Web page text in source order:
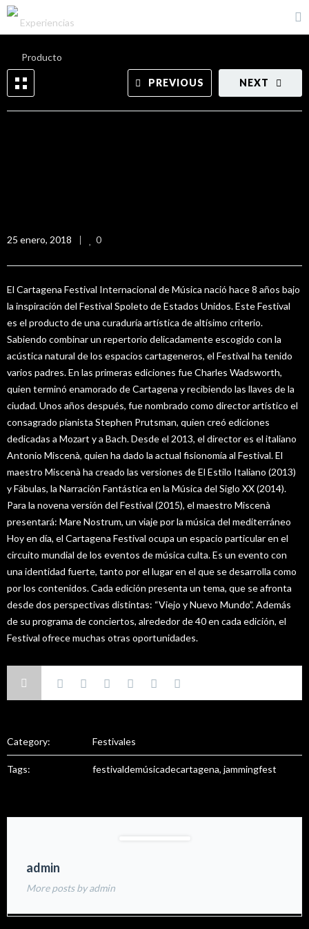
NEXT
PREVIOUS
25 enero, 2018 0
El Cartagena Festival Internacional de Música nació hace 8 años bajo
la inspiración del Festival Spoleto de Estados Unidos. Este Festival
es el producto de una curaduría artística de altísimo criterio.
Sabiendo combinar un repertorio delicadamente escogido con la
acústica natural de los espacios cartageneros, el Festival ha tenido
varios padres. En las primeras ediciones fue Charles Wadsworth,
quien terminó enamorado de Cartagena y recibiendo las llaves de la
ciudad. Unos años después, fue nombrado como director artístico el
consagrado pianista Stephen Prutsman, quien creó ediciones
dedicadas a Mozart y a Bach. Desde el 2013, el director es el italiano
Antonio Miscenà, quien ha dado la actual fisionomía al Festival. El
maestro Miscenà ha creado las versiones de El Estilo Italiano (2013)
y Fábulas, la Narración Fantástica en la Música del Siglo XX (2014).
Para la novena versión del Festival (2015), el maestro Miscenà
presentará: Mare Nostrum, un viaje por la música del mediterráneo
Hoy en día, el Cartagena Festival ocupa un espacio particular en el
circuito mundial de los eventos de música culta. Es un evento con
una identidad fuerte, tanto por el lugar en el que se desarrolla como
por los contenidos. Cada edición presenta un tema, que se afronta
desde dos perspectivas distintas: “Viejo y Nuevo Mundo”. Además
de su programa de conciertos, alrededor de 40 en cada edición, el
Festival ofrece muchas otras oportunidades.
Category: Festivales
Tags: festivaldemúsicadecartagena, jammingfest
admin
More posts by admin